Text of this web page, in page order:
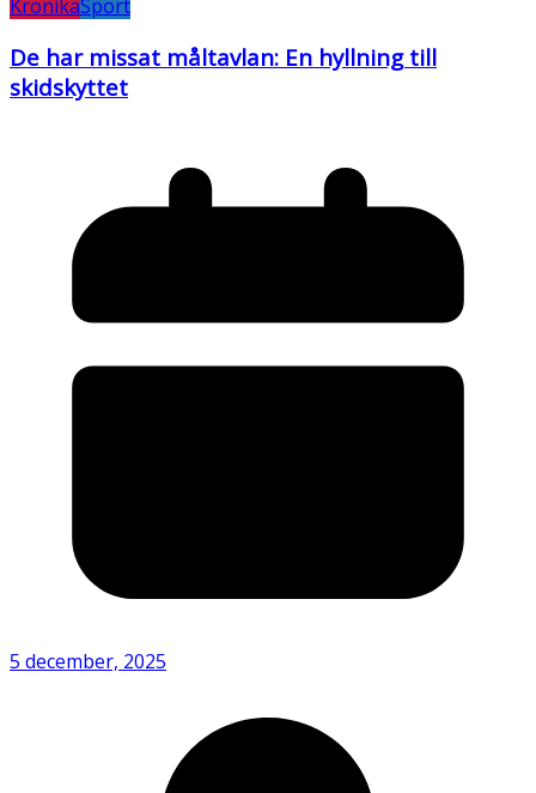
KrönikaSport
De har missat måltavlan: En hyllning till
skidskyttet
5 december, 2025